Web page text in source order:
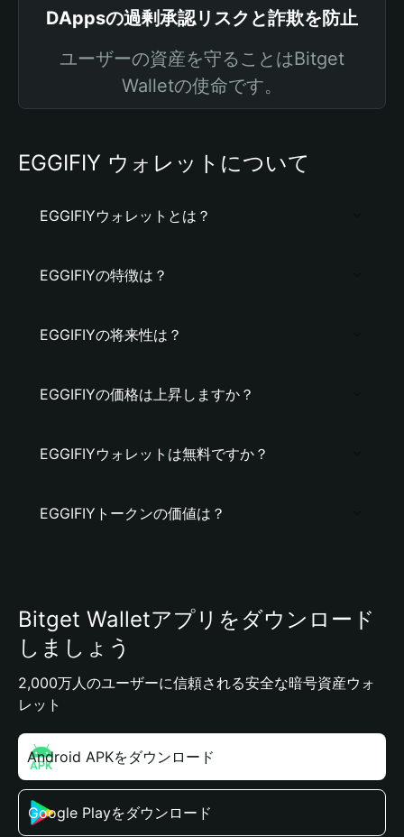
DAppsの過剰承認リスクと詐欺を防止
ユーザーの資産を守ることはBitget
Walletの使命です。
EGGIFIY ウォレットについて
EGGIFIYウォレットとは？
EGGIFIYの特徴は？
EGGIFIYの将来性は？
EGGIFIYの価格は上昇しますか？
EGGIFIYウォレットは無料ですか？
EGGIFIYトークンの価値は？
Bitget Walletアプリをダウンロード
しましょう
2,000万人のユーザーに信頼される安全な暗号資産ウォ
レット
Android APKをダウンロード
Google Playをダウンロード